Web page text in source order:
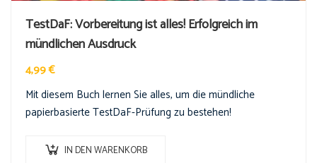
TestDaF: Vorbereitung ist alles! Erfolgreich im
mündlichen Ausdruck
4,99€
Mit diesem Buch lernen Sie alles, um die mündliche
papierbasierte TestDaF-Prüfung zu bestehen!
IN DEN WARENKORB